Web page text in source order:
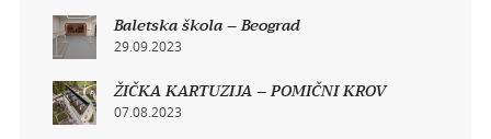
Baletska škola – Beograd
29.09.2023
ŽIČKA KARTUZIJA – POMIČNI KROV
07.08.2023